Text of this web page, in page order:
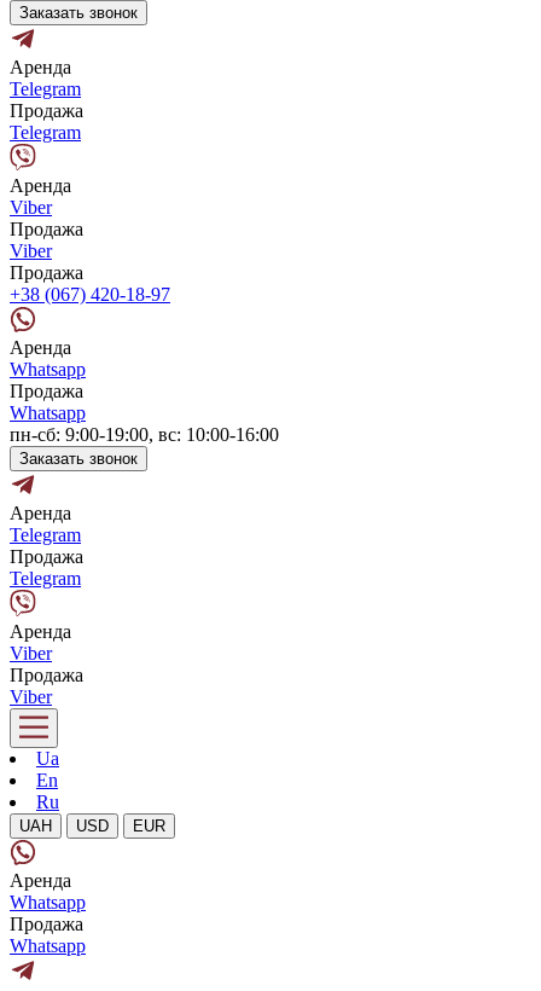
Заказать звонок
Аренда
Telegram
Продажа
Telegram
Аренда
Viber
Продажа
Viber
Продажа
+38 (067) 420-18-97
Аренда
Whatsapp
Продажа
Whatsapp
пн-сб: 9:00-19:00, вс: 10:00-16:00
Заказать звонок
Аренда
Telegram
Продажа
Telegram
Аренда
Viber
Продажа
Viber
Ua
En
Ru
UAH USD EUR
Аренда
Whatsapp
Продажа
Whatsapp